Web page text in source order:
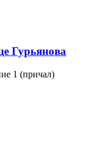
Гурьянова
1 (причал)